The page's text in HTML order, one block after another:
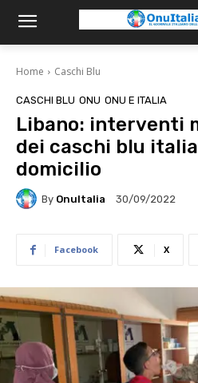
Home Caschi Blu
CASCHI BLU ONU ONU E ITALIA
Libano: interventi
dei caschi blu
domicilio
By OnuItalia 30/09/2022
Facebook X